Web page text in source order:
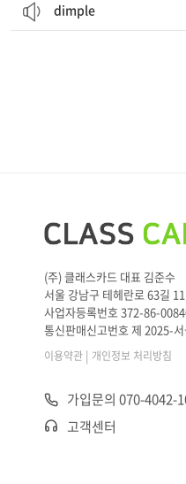
dimple
(주) 클래스카드 대표 김준수
서울 강남구 테헤란로 63길
사업자등록번호 372-86-
통신판매신고번호 제 2025-
이용약관 | 개인정보 처리방침
가입문의 070-4042-
고객센터